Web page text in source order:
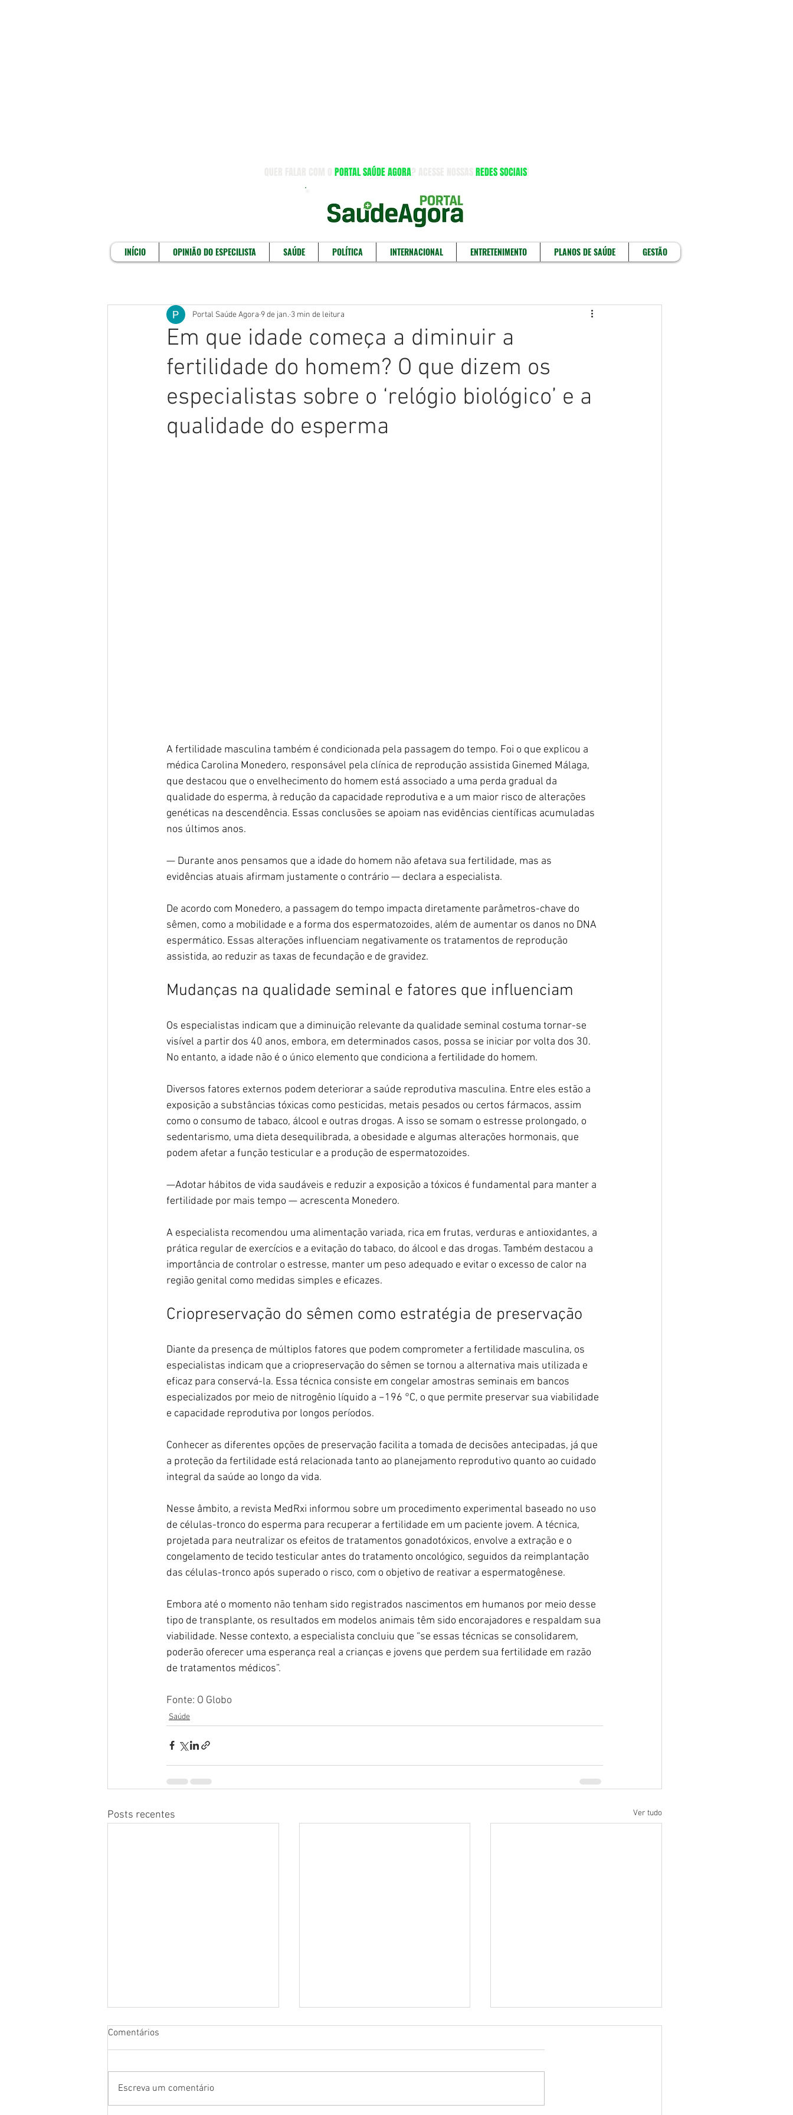
PORTAL SAÚDE AGORA? ACESSE NOSSAS REDES SOCIAIS!
INÍCIO
INÍCIO OPINIÃO DO ESPECILISTA SAÚDE POLÍTICA INTERNACIONAL ENTRETENIMENTO PLANOS DE SAÚDE GESTÃO
Em que idade começa a diminuir a
fertilidade do homem? O que dizem os
especialistas sobre o ‘relógio biológico’ e a
qualidade do esperma
Portal Saúde Agora 9 de jan. 3 min de leitura
A fertilidade masculina também é condicionada pela passagem do tempo. Foi o que explicou a
médica Carolina Monedero, responsável pela clínica de reprodução assistida Ginemed Málaga,
que destacou que o envelhecimento do homem está associado a uma perda gradual da
qualidade do esperma, à redução da capacidade reprodutiva e a um maior risco de alterações
genéticas na descendência. Essas conclusões se apoiam nas evidências científicas acumuladas
nos últimos anos.
— Durante anos pensamos que a idade do homem não afetava sua fertilidade, mas as
evidências atuais afirmam justamente o contrário — declara a especialista.
De acordo com Monedero, a passagem do tempo impacta diretamente parâmetros-chave do
sêmen, como a mobilidade e a forma dos espermatozoides, além de aumentar os danos no DNA
espermático. Essas alterações influenciam negativamente os tratamentos de reprodução
assistida, ao reduzir as taxas de fecundação e de gravidez.
Mudanças na qualidade seminal e fatores que influenciam
Os especialistas indicam que a diminuição relevante da qualidade seminal costuma tornar-se
visível a partir dos 40 anos, embora, em determinados casos, possa se iniciar por volta dos 30.
No entanto, a idade não é o único elemento que condiciona a fertilidade do homem.
Diversos fatores externos podem deteriorar a saúde reprodutiva masculina. Entre eles estão a
exposição a substâncias tóxicas como pesticidas, metais pesados ou certos fármacos, assim
como o consumo de tabaco, álcool e outras drogas. A isso se somam o estresse prolongado, o
sedentarismo, uma dieta desequilibrada, a obesidade e algumas alterações hormonais, que
podem afetar a função testicular e a produção de espermatozoides.
—Adotar hábitos de vida saudáveis e reduzir a exposição a tóxicos é fundamental para manter a
fertilidade por mais tempo — acrescenta Monedero.
A especialista recomendou uma alimentação variada, rica em frutas, verduras e antioxidantes, a
prática regular de exercícios e a evitação do tabaco, do álcool e das drogas. Também destacou a
importância de controlar o estresse, manter um peso adequado e evitar o excesso de calor na
região genital como medidas simples e eficazes.
Criopreservação do sêmen como estratégia de preservação
Diante da presença de múltiplos fatores que podem comprometer a fertilidade masculina, os
especialistas indicam que a criopreservação do sêmen se tornou a alternativa mais utilizada e
eficaz para conservá-la. Essa técnica consiste em congelar amostras seminais em bancos
especializados por meio de nitrogênio líquido a −196 °C, o que permite preservar sua viabilidade
e capacidade reprodutiva por longos períodos.
Conhecer as diferentes opções de preservação facilita a tomada de decisões antecipadas, já que
a proteção da fertilidade está relacionada tanto ao planejamento reprodutivo quanto ao cuidado
integral da saúde ao longo da vida.
Nesse âmbito, a revista MedRxi informou sobre um procedimento experimental baseado no uso
de células-tronco do esperma para recuperar a fertilidade em um paciente jovem. A técnica,
projetada para neutralizar os efeitos de tratamentos gonadotóxicos, envolve a extração e o
congelamento de tecido testicular antes do tratamento oncológico, seguidos da reimplantação
das células-tronco após superado o risco, com o objetivo de reativar a espermatogênese.
Embora até o momento não tenham sido registrados nascimentos em humanos por meio desse
tipo de transplante, os resultados em modelos animais têm sido encorajadores e respaldam sua
viabilidade. Nesse contexto, a especialista concluiu que “se essas técnicas se consolidarem,
poderão oferecer uma esperança real a crianças e jovens que perdem sua fertilidade em razão
de tratamentos médicos”.
Fonte: O Globo
Saúde
Posts recentes Ver tudo
Comentários
Escreva um comentário